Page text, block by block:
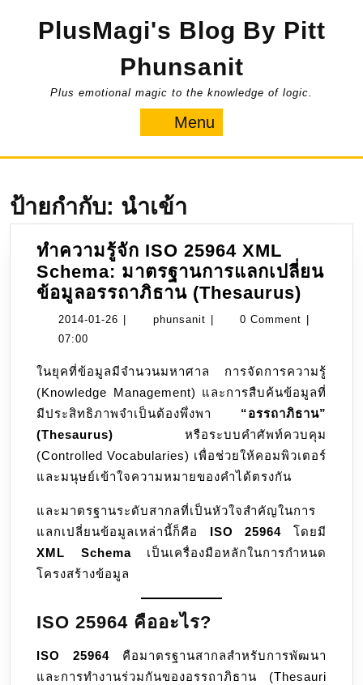
PlusMagi's Blog By Pitt
Phunsanit
Plus emotional magic to the knowledge of logic.
Menu
ป้ายกำกับ: นำเข้า
ทำความรู้จัก ISO 25964 XML
Schema: มาตรฐานการแลกเปลี่ยน
ข้อมูลอรรถาภิธาน (Thesaurus)
รู้จัก
XML
มาตรฐ
การ
แลก
ข้อมูล
อร
รถาภิธ
2014-01-26 2014- phunsanit phunsanit0 Comment
07:00
ในยุคที่ข้อมูลมีจำนวนมหาศาล การจัดการความรู้
(Knowledge Management) และการสืบค้นข้อมูลที่
มีประสิทธิภาพจำเป็นต้องพึ่งพา “อรรถาภิธาน”
(Thesaurus) หรือระบบคำศัพท์ควบคุม
(Controlled Vocabularies) เพื่อช่วยให้คอมพิวเตอร์
และมนุษย์เข้าใจความหมายของคำได้ตรงกัน
และมาตรฐานระดับสากลที่เป็นหัวใจสำคัญในการ
แลกเปลี่ยนข้อมูลเหล่านี้ก็คือ ISO 25964 โดยมี
XML Schemaเป็นเครื่องมือหลักในการกำหนด
โครงสร้างข้อมูล
ISO 25964 คืออะไร?
ISO 25964 คือมาตรฐานสากลสำหรับการพัฒนา
และการทำงานร่วมกันของอรรถาภิธาน (Thesauri